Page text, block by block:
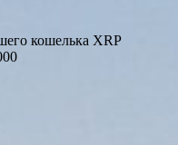
кошелька XRP